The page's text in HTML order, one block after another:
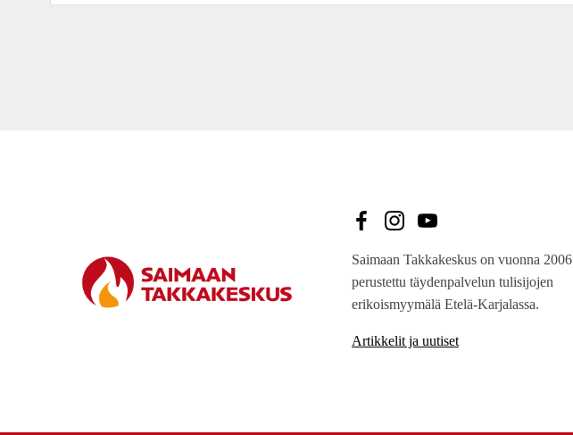
Saimaan Takkakeskus on vuonna 2006
perustettu täydenpalvelun tulisijojen
erikoismyymälä Etelä-Karjalassa.
Artikkelit ja uutiset